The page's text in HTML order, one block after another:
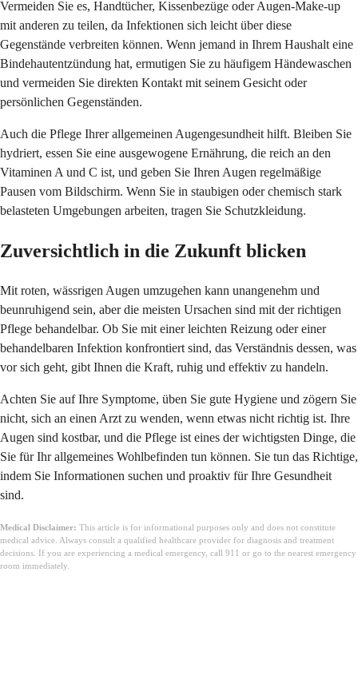
Vermeiden Sie es, Handtücher, Kissenbezüge oder Augen-Make-up
mit anderen zu teilen, da Infektionen sich leicht über diese
Gegenstände verbreiten können. Wenn jemand in Ihrem Haushalt eine
Bindehautentzündung hat, ermutigen Sie zu häufigem Händewaschen
und vermeiden Sie direkten Kontakt mit seinem Gesicht oder
persönlichen Gegenständen.
Auch die Pflege Ihrer allgemeinen Augengesundheit hilft. Bleiben Sie
hydriert, essen Sie eine ausgewogene Ernährung, die reich an den
Vitaminen A und C ist, und geben Sie Ihren Augen regelmäßige
Pausen vom Bildschirm. Wenn Sie in staubigen oder chemisch stark
belasteten Umgebungen arbeiten, tragen Sie Schutzkleidung.
Zuversichtlich in die Zukunft blicken
Mit roten, wässrigen Augen umzugehen kann unangenehm und
beunruhigend sein, aber die meisten Ursachen sind mit der richtigen
Pflege behandelbar. Ob Sie mit einer leichten Reizung oder einer
behandelbaren Infektion konfrontiert sind, das Verständnis dessen, was
vor sich geht, gibt Ihnen die Kraft, ruhig und effektiv zu handeln.
Achten Sie auf Ihre Symptome, üben Sie gute Hygiene und zögern Sie
nicht, sich an einen Arzt zu wenden, wenn etwas nicht richtig ist. Ihre
Augen sind kostbar, und die Pflege ist eines der wichtigsten Dinge, die
Sie für Ihr allgemeines Wohlbefinden tun können. Sie tun das Richtige,
indem Sie Informationen suchen und proaktiv für Ihre Gesundheit
sind.
Medical Disclaimer: This article is for informational purposes only and does not constitute
medical advice. Always consult a qualified healthcare provider for diagnosis and treatment
decisions. If you are experiencing a medical emergency, call 911 or go to the nearest emergency
room immediately.